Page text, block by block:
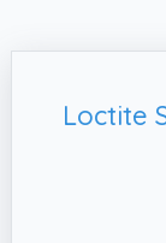
Loctite